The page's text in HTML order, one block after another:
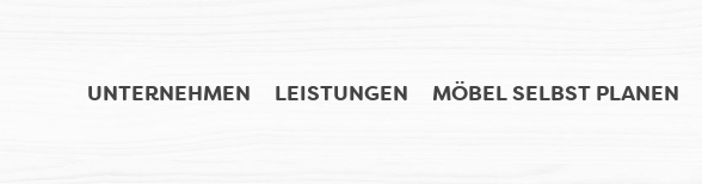
UNTERNEHMEN LEISTUNGEN MÖBEL SELBST PLANEN